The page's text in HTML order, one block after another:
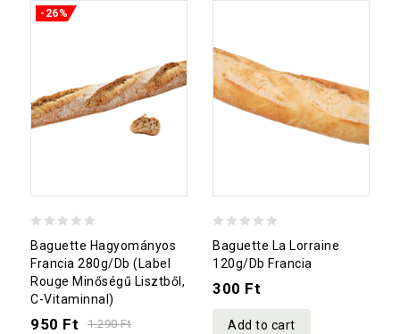
-26%
out
of
5
Baguette Hagyományos
Francia 280g/db (Label
Rouge Minőségű Lisztből,
C-Vitaminnal)
1.290Ft
950 Ft
out
of
Baguette La Lorraine
120g/db Francia
300 Ft
Add to cart